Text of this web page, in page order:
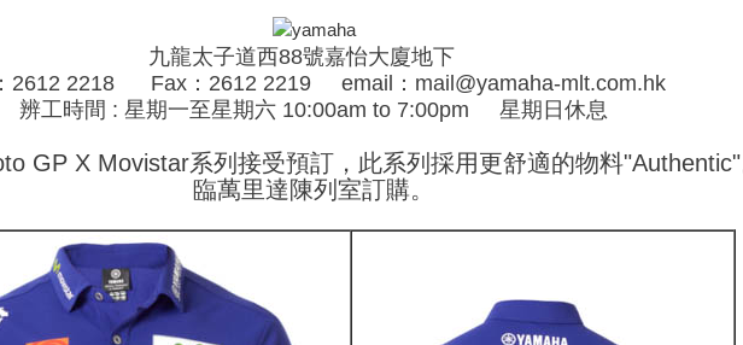
九龍太子道西88號嘉怡大廈地下
2612 2218 Fax：2612 2219 email：mail@yamaha-mlt.com.hk
辨工時間 : 星期一至星期六 10:00am to 7:00pm
星期日休息
GP X Movistar系列接受預訂，此系列採用更舒適的物料
臨萬里達陳列室訂購。